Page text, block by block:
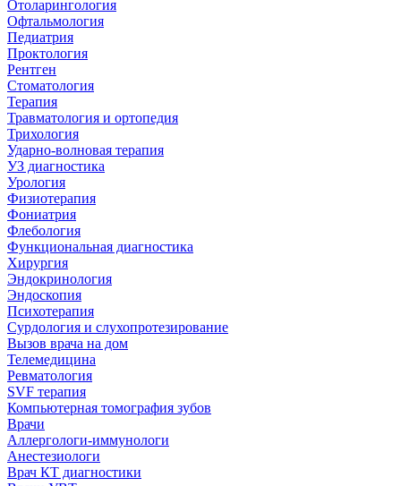
Отоларингология
Офтальмология
Педиатрия
Проктология
Рентген
Стоматология
Терапия
Травматология и ортопедия
Трихология
Ударно-волновая терапия
УЗ диагностика
Урология
Физиотерапия
Фониатрия
Флебология
Функциональная диагностика
Хирургия
Эндокринология
Эндоскопия
Психотерапия
Сурдология и слухопротезирование
Вызов врача на дом
Телемедицина
Ревматология
SVF терапия
Компьютерная томография зубов
Врачи
Аллергологи-иммунологи
Анестезиологи
Врач КТ диагностики